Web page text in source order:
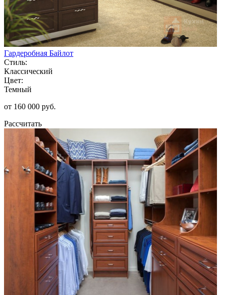
Гардеробная Байлот
Стиль:
Классический
Цвет:
Темный
от 160 000 руб.
Рассчитать